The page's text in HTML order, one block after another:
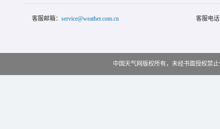
客服邮箱： service@weather.com.cn 客服电
中国天气网版权所有，未经书面授权